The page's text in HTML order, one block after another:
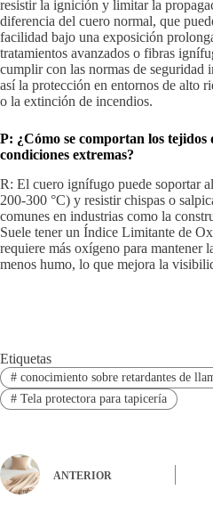
resistir la ignición y limitar la
diferencia del cuero normal, que
facilidad bajo una exposición
tratamientos avanzados o fibras
cumplir con las normas de seguridad
así la protección en entornos de alto
o la extinción de incendios.
P: ¿Cómo se comportan los tejidos
condiciones extremas?
R: El cuero ignífugo puede soportar
200-300 °C) y resistir chispas o
comunes en industrias como la
Suele tener un Índice Limitante de
requiere más oxígeno para mantener
menos humo, lo que mejora la
Etiquetas
#conocimiento sobre retardantes de
#Tela protectora para tapicería
ANTERIOR